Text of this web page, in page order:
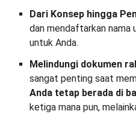
Dari Konsep hingga
dan mendaftarkan nama
untuk Anda.
Melindungi dokumen
sangat penting saat
Anda tetap berada di
ketiga mana pun,